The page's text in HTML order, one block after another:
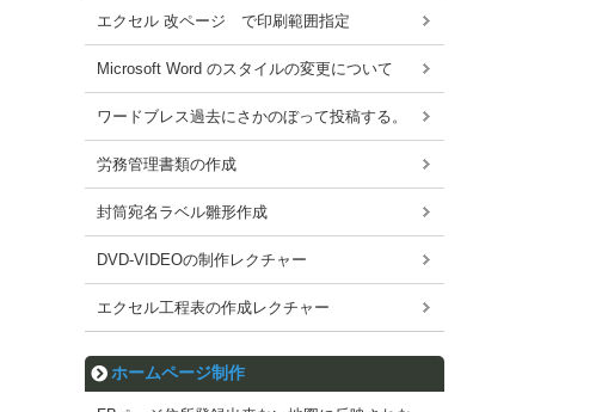
エクセル 改ページ で印刷範囲指定
Microsoft Word のスタイルの変更について
ワードブレス過去にさかのぼって投稿する。
労務管理書類の作成
封筒宛名ラベル雛形作成
DVD-VIDEOの制作レクチャー
エクセル工程表の作成レクチャー
ホームページ制作